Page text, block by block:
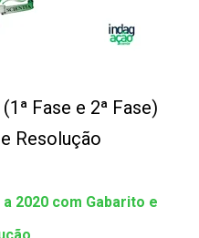
Fase e 2ª Fase)
Resolução
2020 com Gabarito e